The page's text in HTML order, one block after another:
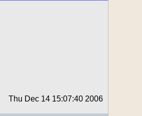
Thu Dec 14 15:07:40 2006